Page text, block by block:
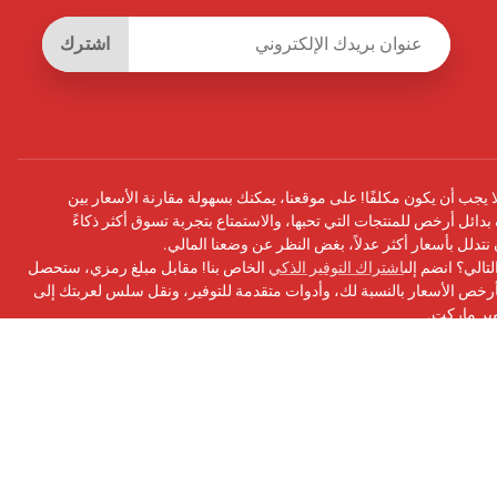
اشترك
أن يكون مكلفًا! على موقعنا، يمكنك بسهولة مقارنة الأسعار بين
أرخص للمنتجات التي تحبها، والاستمتاع بتجربة تسوق أكثر ذكاءً
نتدلل بأسعار أكثر عدلاً، بغض النظر عن وضعنا المالي.
انضم إلىاشتراك التوفير الذكي الخاص بنا! مقابل مبلغ رمزي، ستحصل
الأسعار بالنسبة لك، وأدوات متقدمة للتوفير، ونقل سلس لعربتك إلى
ماركت.